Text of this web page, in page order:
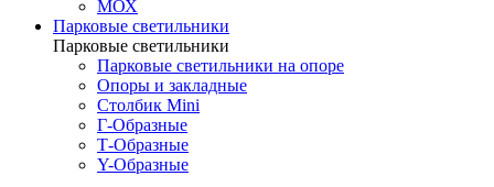
МОХ
Парковые светильники
Парковые светильники
Парковые светильники на опоре
Опоры и закладные
Столбик Mini
Г-Образные
Т-Образные
Y-Образные